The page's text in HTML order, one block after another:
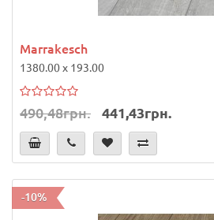
Marrakesch
1380.00 x 193.00
490,48грн. 441,43грн.
-10%